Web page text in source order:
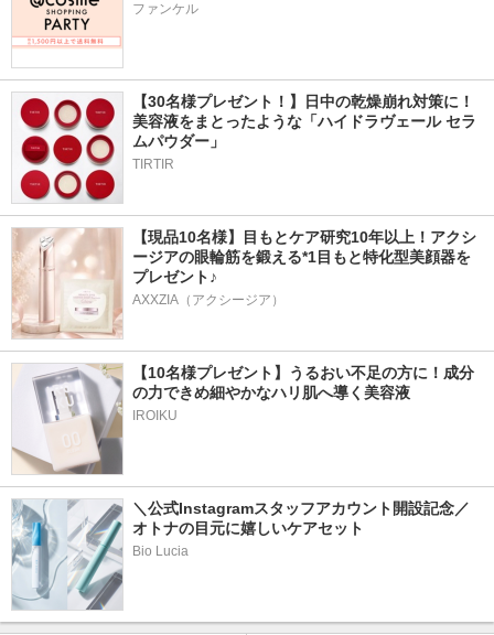
ファンケル
【30名様プレゼント！】日中の乾燥崩れ対策に！
美容液をまとったような「ハイドラヴェール セラ
ムパウダー」
TIRTIR
【現品10名様】目もとケア研究10年以上！アクシ
ージアの眼輪筋を鍛える*1目もと特化型美顔器を
プレゼント♪
AXXZIA（アクシージア）
【10名様プレゼント】うるおい不足の方に！成分
の力できめ細やかなハリ肌へ導く美容液
IROIKU
＼公式Instagramスタッフアカウント開設記念／
オトナの目元に嬉しいケアセット
Bio Lucia